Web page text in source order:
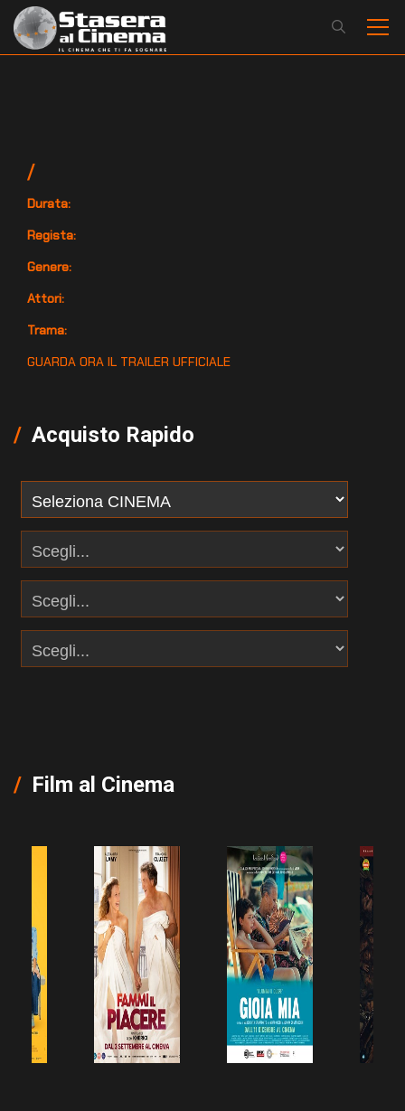
/
Durata:
Regista:
Genere:
Attori:
Trama:
GUARDA ORA IL TRAILER UFFICIALE
Acquisto Rapido
Film al Cinema